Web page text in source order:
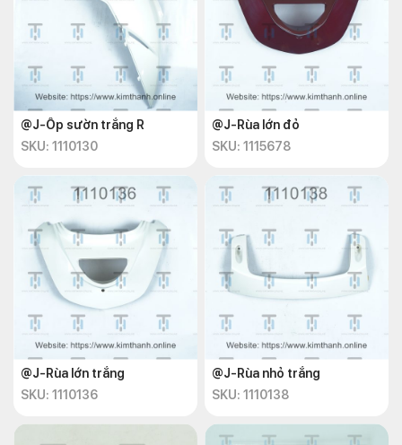
@J-Ốp sườn trắng R
SKU: 1110130
@J-Rùa lớn đỏ
SKU: 1115678
@J-Rùa lớn trắng
SKU: 1110136
@J-Rùa nhỏ trắng
SKU: 1110138